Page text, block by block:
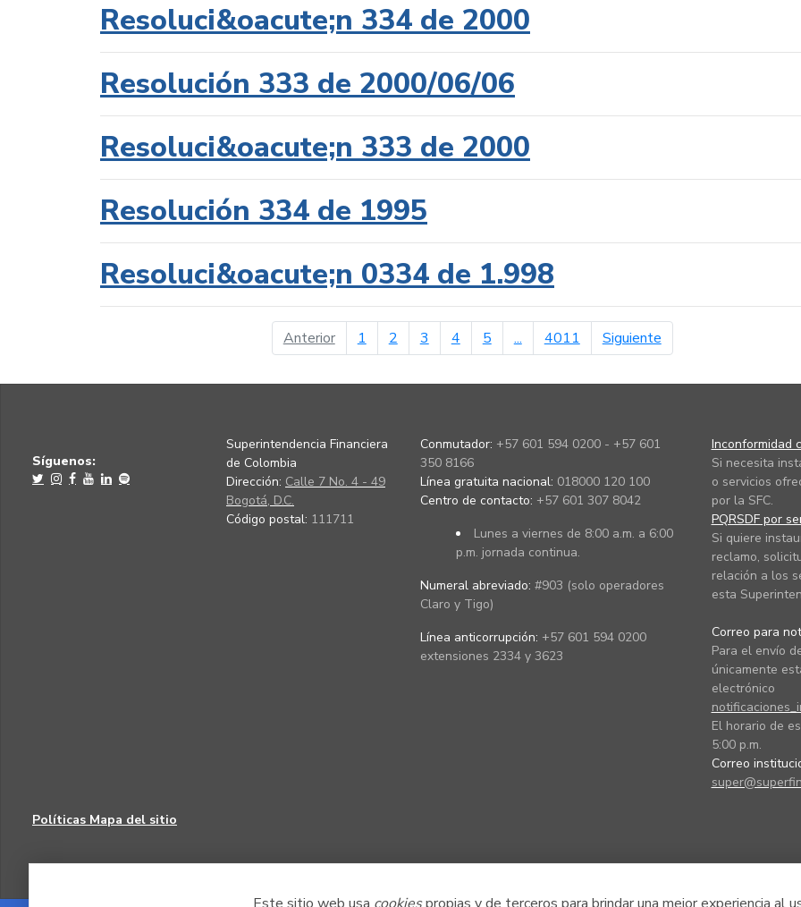
Resoluci&oacute;n 334 de 2000
Resolución 333 de 2000/06/06
Resoluci&oacute;n 333 de 2000
Resolución 334 de 1995
Resoluci&oacute;n 0334 de 1.998
Anteriorpágina anterior
1 2 3 4 5 ... 4011 Siguientepágina siguiente
Síguenos:
Superintendencia Financiera
de Colombia
Dirección: Calle 7 No. 4 - 49
Bogotá, D.C.
Código postal: 111711
Conmutador: +57 601 594 0200 - +57 601
350 8166
Línea gratuita nacional: 018000 120 100
Centro de contacto: +57 601 307 8042
Lunes a viernes de 8:00 a.m. a 6:00
p.m. jornada continua.
Numeral abreviado: #903 (solo operadores
Claro y Tigo)
Línea anticorrupción: +57 601 594 0200
extensiones 2334 y 3623
Inconformidad
Si necesita
o servicios
por la SFC.
PQRSDF por
Si quiere
reclamo,
relación a los
esta
Correo para
Para el envío
únicamente
electrónico
El horario de
5:00 p.m.
Correo
Políticas Mapa del sitio